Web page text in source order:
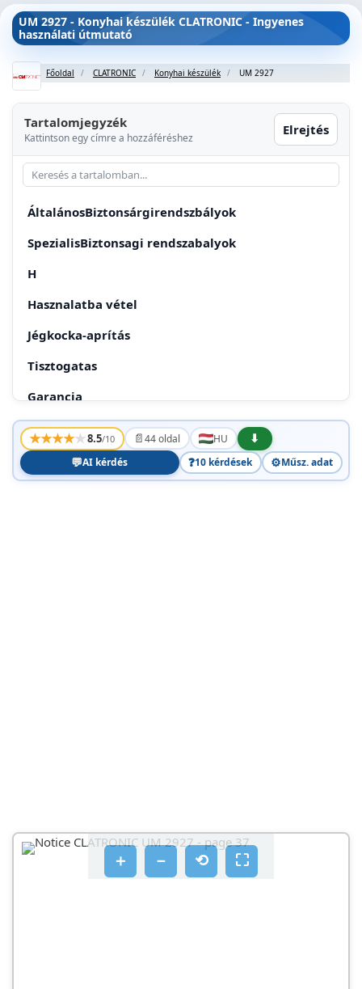
UM 2927 - Konyhai készülék CLATRONIC - Ingyenes
használati útmutató
Főoldal CLATRONIC Konyhai készülék UM 2927
Tartalomjegyzék
Kattintson egy címre a hozzáféréshez
Elrejtés
ÁltalánosBiztonsárgirendszbályok
SpezialisBiztonsagi rendszabalyok
H
Hasznalatba vétel
Jégkocka-aprítás
Tisztogatas
Garancia
A garancialis ido utan
★★★★★8.5/10 📄44 oldal HU
⬇
💬AI kérdés ❓10 kérdések ⚙️Műsz. adat
＋ － ⟲ ⛶